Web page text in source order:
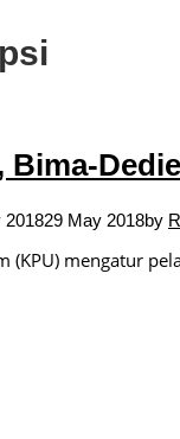
201829 May 2018by
mengatur